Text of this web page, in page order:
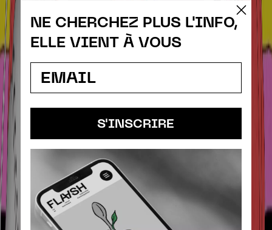
NE CHERCHEZ PLUS L'INFO,
ELLE VIENT À VOUS
S'INSCRIRE